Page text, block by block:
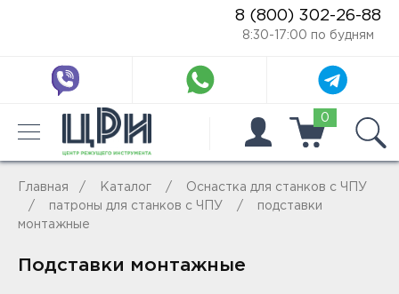
8 (800) 302-26-88
8:30-17:00 по будням
0
Главная Каталог
Оснастка для станков с ЧПУ
патроны для станков с ЧПУ
подставки
монтажные
Подставки монтажные